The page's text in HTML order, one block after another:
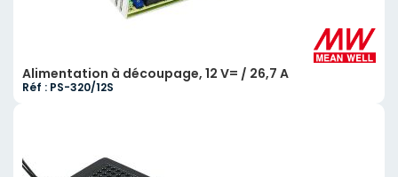
Alimentation à découpage, 12 V= / 26,7 A
Réf : PS-320/12S